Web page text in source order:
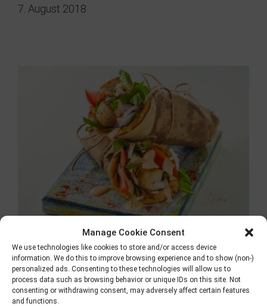
Manage Cookie Consent
We use technologies like cookies to store and/or access device
information. We do this to improve browsing experience and to show (non-)
personalized ads. Consenting to these technologies will allow us to
process data such as browsing behavior or unique IDs on this site. Not
consenting or withdrawing consent, may adversely affect certain features
and functions.
7. August 2018
Pita mit Hühnchen
Souvlaki